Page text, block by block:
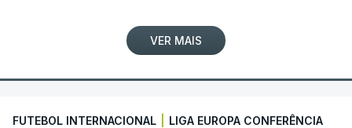
VER MAIS
FUTEBOL INTERNACIONAL LIGA EUROPA CONFERÊNCIA